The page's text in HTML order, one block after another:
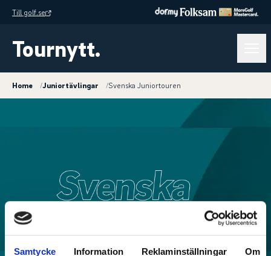
Samtycke Information Reklaminställningar Om
Till golf.se
Tournytt.
Home /Juniortävlingar /Svenska Juniortouren